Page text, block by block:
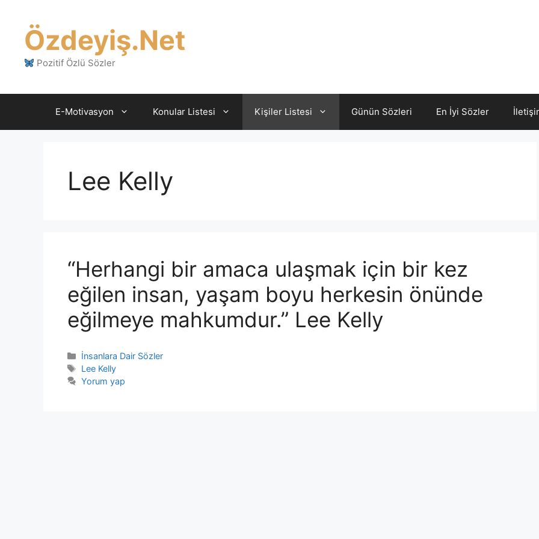
Özdeyiş.Net
Pozitif Özlü Sözler
E-Motivasyon Konular Listesi Kişiler Listesi Günün Sözleri En İyi Sözler
Lee Kelly
“Herhangi bir amaca ulaşmak için bir kez
eğilen insan, yaşam boyu herkesin önünde
eğilmeye mahkumdur.” Lee Kelly
Kategoriler
İnsanlara Dair Sözler
Etiketler
Lee Kelly
Yorum yap